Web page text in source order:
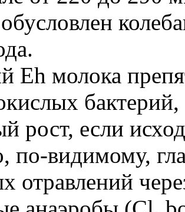
Еh молока
рост, если
по-видимому,
отравлений